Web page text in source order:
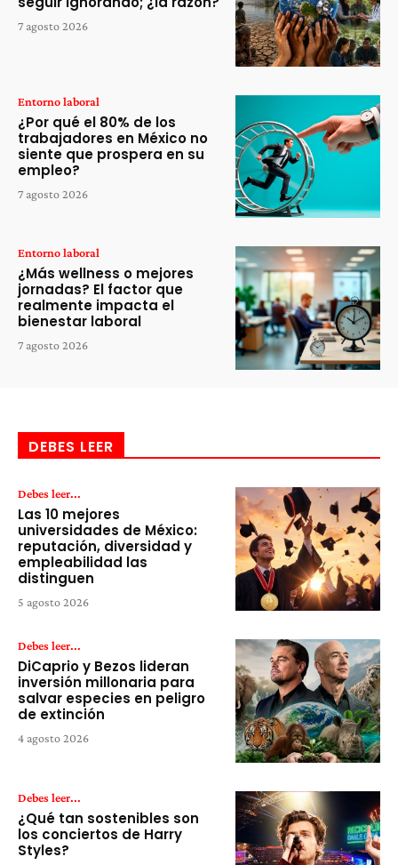
7 agosto 2026
Entorno laboral
¿Por qué el 80% de los
trabajadores en México no
siente que prospera en su
empleo?
7 agosto 2026
Entorno laboral
¿Más wellness o mejores
jornadas? El factor que
realmente impacta el
bienestar laboral
7 agosto 2026
DEBES LEER
Debes leer...
Las 10 mejores
universidades de México:
reputación, diversidad y
empleabilidad las
distinguen
5 agosto 2026
Debes leer...
DiCaprio y Bezos lideran
inversión millonaria para
salvar especies en peligro
de extinción
4 agosto 2026
Debes leer...
¿Qué tan sostenibles son
los conciertos de Harry
Styles?